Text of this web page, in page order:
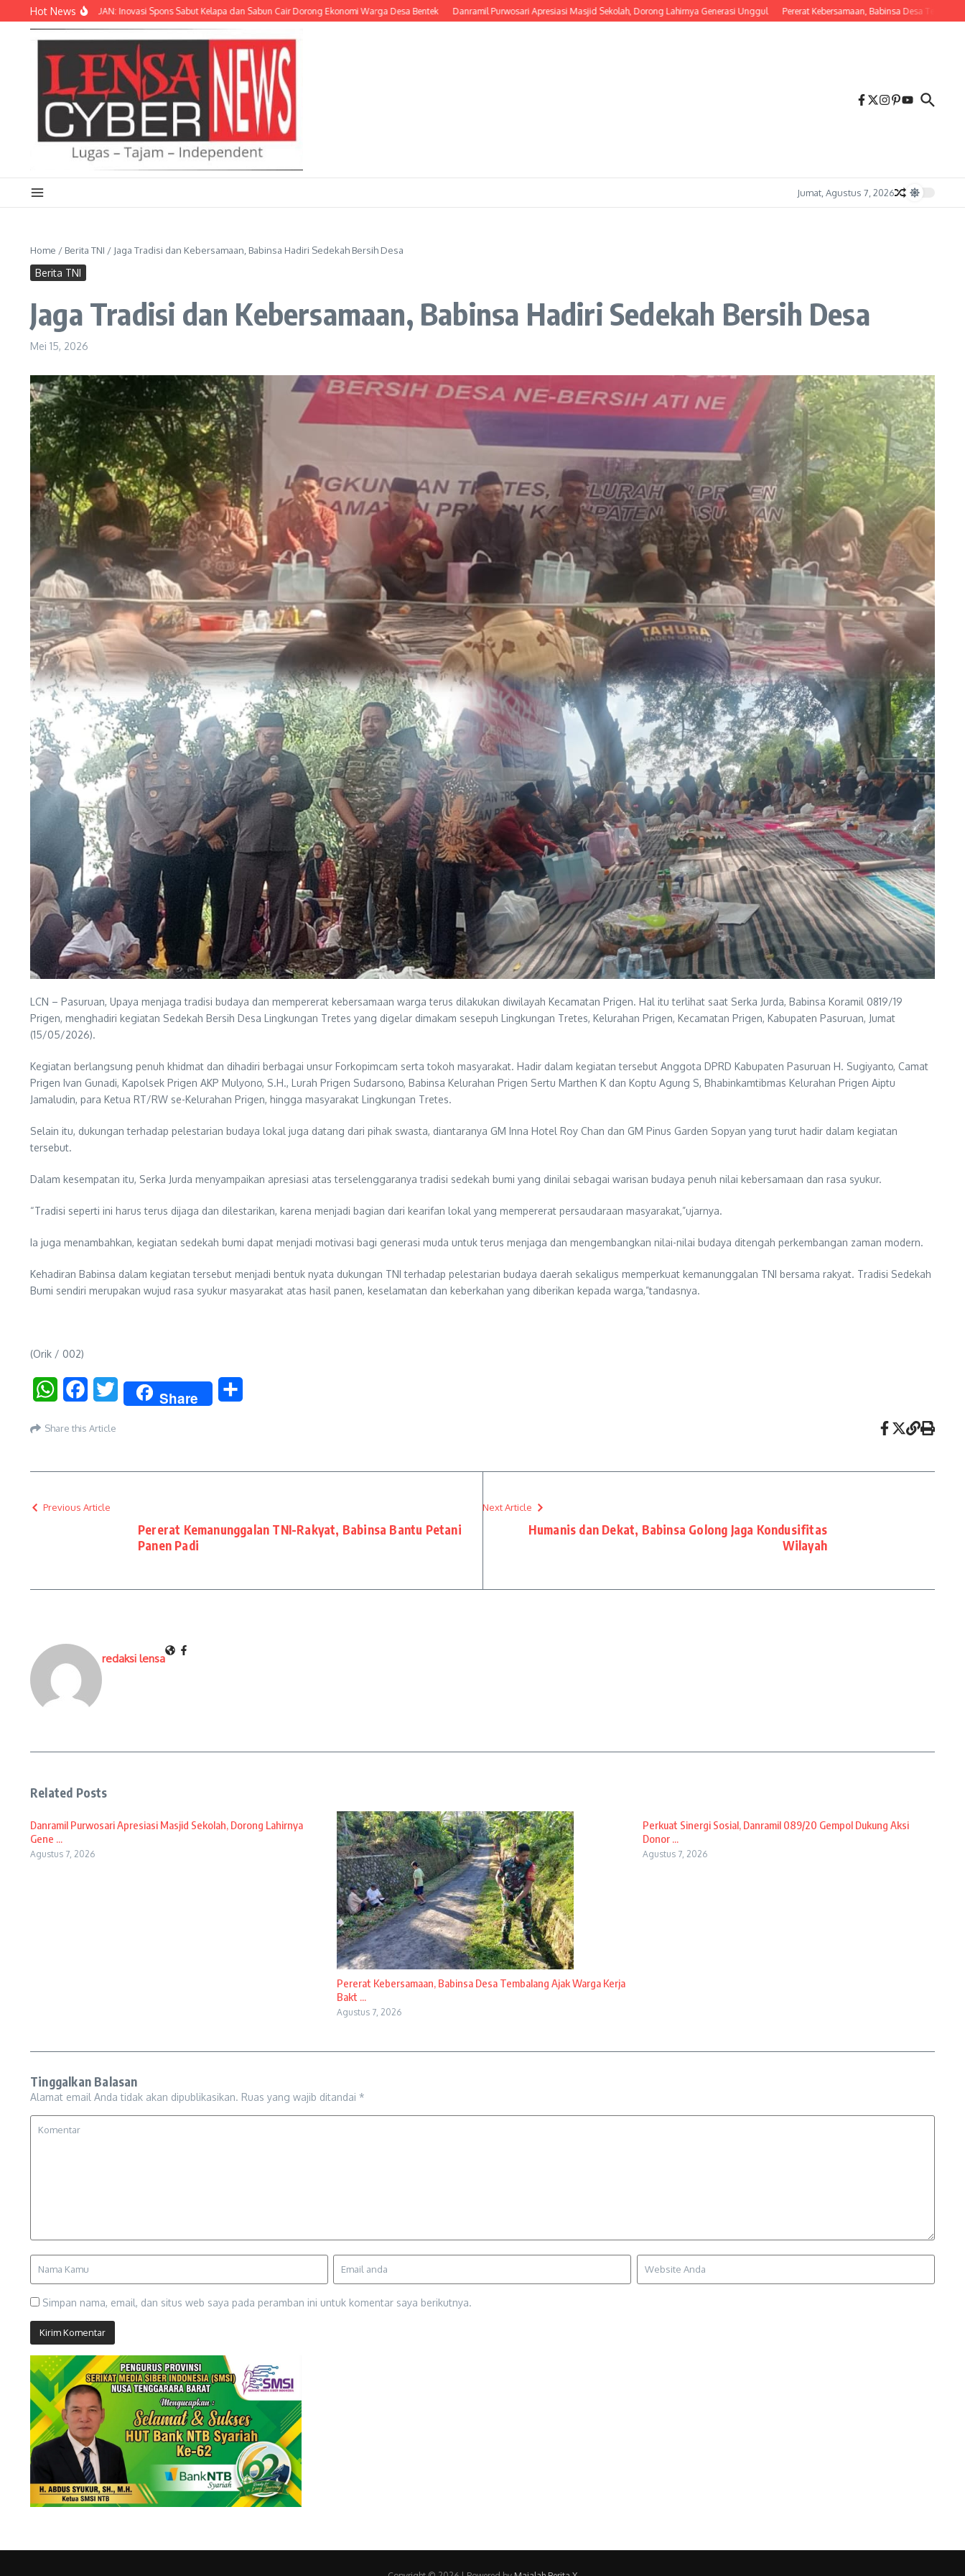
Lewati ke konten
Hot News
LIMBAH JADI CUAN: Inovasi Spons Sabut Kelapa dan Sabun Cair Dorong Ekonomi Warga Desa Bentek Danramil Purwosari Apresiasi Masjid Sekolah, Dorong Lahirnya Generasi Unggul Pererat Kebersamaan, Babinsa Desa Tembalang Ajak
Jumat, Agustus 7, 2026
Home / Berita TNI / Jaga Tradisi dan Kebersamaan, Babinsa Hadiri Sedekah Bersih Desa
Berita TNI
Jaga Tradisi dan Kebersamaan, Babinsa Hadiri Sedekah Bersih Desa
Mei 15, 2026
LCN – Pasuruan, Upaya menjaga tradisi budaya dan mempererat kebersamaan warga terus dilakukan diwilayah Kecamatan Prigen. Hal itu terlihat saat Serka Jurda, Babinsa Koramil 0819/19
Prigen, menghadiri kegiatan Sedekah Bersih Desa Lingkungan Tretes yang digelar dimakam sesepuh Lingkungan Tretes, Kelurahan Prigen, Kecamatan Prigen, Kabupaten Pasuruan, Jumat
(15/05/2026).
Kegiatan berlangsung penuh khidmat dan dihadiri berbagai unsur Forkopimcam serta tokoh masyarakat. Hadir dalam kegiatan tersebut Anggota DPRD Kabupaten Pasuruan H. Sugiyanto, Camat
Prigen Ivan Gunadi, Kapolsek Prigen AKP Mulyono, S.H., Lurah Prigen Sudarsono, Babinsa Kelurahan Prigen Sertu Marthen K dan Koptu Agung S, Bhabinkamtibmas Kelurahan Prigen Aiptu
Jamaludin, para Ketua RT/RW se-Kelurahan Prigen, hingga masyarakat Lingkungan Tretes.
Selain itu, dukungan terhadap pelestarian budaya lokal juga datang dari pihak swasta, diantaranya GM Inna Hotel Roy Chan dan GM Pinus Garden Sopyan yang turut hadir dalam kegiatan
tersebut.
Dalam kesempatan itu, Serka Jurda menyampaikan apresiasi atas terselenggaranya tradisi sedekah bumi yang dinilai sebagai warisan budaya penuh nilai kebersamaan dan rasa syukur.
“Tradisi seperti ini harus terus dijaga dan dilestarikan, karena menjadi bagian dari kearifan lokal yang mempererat persaudaraan masyarakat,”ujarnya.
Ia juga menambahkan, kegiatan sedekah bumi dapat menjadi motivasi bagi generasi muda untuk terus menjaga dan mengembangkan nilai-nilai budaya ditengah perkembangan zaman modern.
Kehadiran Babinsa dalam kegiatan tersebut menjadi bentuk nyata dukungan TNI terhadap pelestarian budaya daerah sekaligus memperkuat kemanunggalan TNI bersama rakyat. Tradisi Sedekah
Bumi sendiri merupakan wujud rasa syukur masyarakat atas hasil panen, keselamatan dan keberkahan yang diberikan kepada warga,”tandasnya.
(Orik / 002)
WhatsAppFacebookTwitter Share
Share this Article
Previous Article
Pererat Kemanunggalan TNI-Rakyat, Babinsa Bantu Petani
Panen Padi
Next Article
Humanis dan Dekat, Babinsa Golong Jaga Kondusifitas
Wilayah
redaksi lensa
Related Posts
Danramil Purwosari Apresiasi Masjid Sekolah, Dorong Lahirnya
Gene ...
Agustus 7, 2026
Pererat Kebersamaan, Babinsa Desa Tembalang Ajak Warga Kerja
Bakt ...
Agustus 7, 2026
Perkuat Sinergi Sosial, Danramil 089/20 Gempol Dukung Aksi
Donor ...
Agustus 7, 2026
Tinggalkan Balasan
Alamat email Anda tidak akan dipublikasikan. Ruas yang wajib ditandai *
Simpan nama, email, dan situs web saya pada peramban ini untuk komentar saya berikutnya.